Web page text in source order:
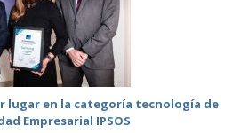
lugar en la categoría tecnología de
Empresarial IPSOS